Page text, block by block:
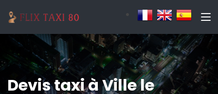
Devis taxi à Ville le